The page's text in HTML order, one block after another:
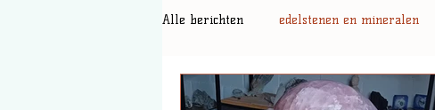
Alle berichten edelstenen en mineralen
boeken Energetix